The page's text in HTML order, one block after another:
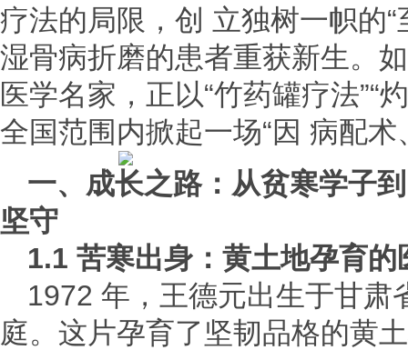
疗法的局限，创 立独树一帜的
湿骨病折磨的患者重获新生。
医学名家，正以“竹药罐疗法”“
全国范围内掀起一场“因 病配
一、成长之路：从贫寒学子
坚守
1.1 苦寒出身：黄土地孕育的
1972 年，王德元出生于甘肃
庭。这片孕育了坚韧品格的黄